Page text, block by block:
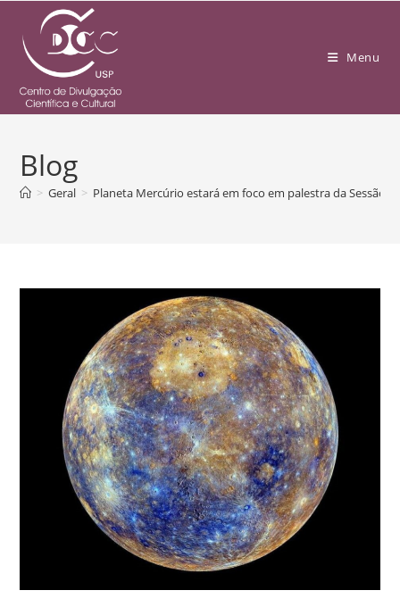
Menu
Blog
> Geral > Planeta Mercúrio estará em foco em palestra da Sessão